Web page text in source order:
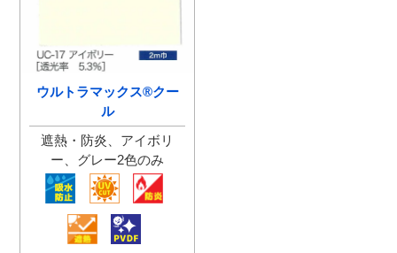
ウルトラマックス®クー
ル